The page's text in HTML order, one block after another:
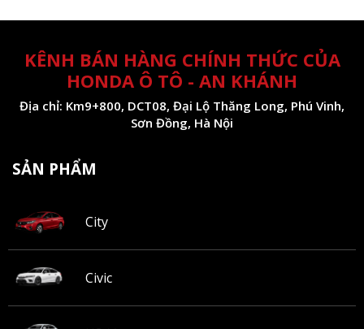
KÊNH BÁN HÀNG CHÍNH THỨC CỦA
HONDA Ô TÔ - AN KHÁNH
Địa chỉ: Km9+800, DCT08, Đại Lộ Thăng Long, Phú Vinh,
Sơn Đồng, Hà Nội
SẢN PHẨM
City
Civic